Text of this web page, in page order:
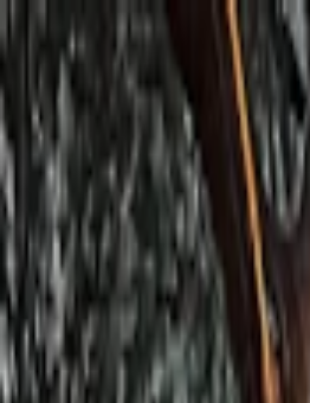
Planifiez sereinement : modification et
Destinations Thèmes Activités